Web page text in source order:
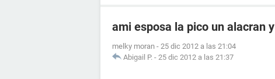
ami esposa la pico un alacran
melky moran - 25 dic 2012 a las 21:04
Abigail P. - 25 dic 2012 a las 21:37